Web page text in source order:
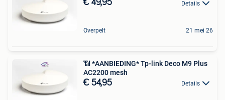
€ 49,95 Details
Overpelt 21 mei 26
📶 *AANBIEDING* Tp-link Deco M9 Plus
AC2200 mesh
€ 54,95 Details